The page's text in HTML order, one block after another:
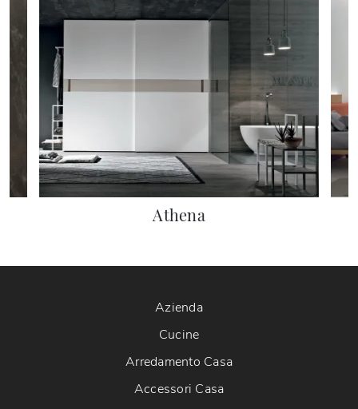
Athena
Azienda
Cucine
Arredamento Casa
Accessori Casa